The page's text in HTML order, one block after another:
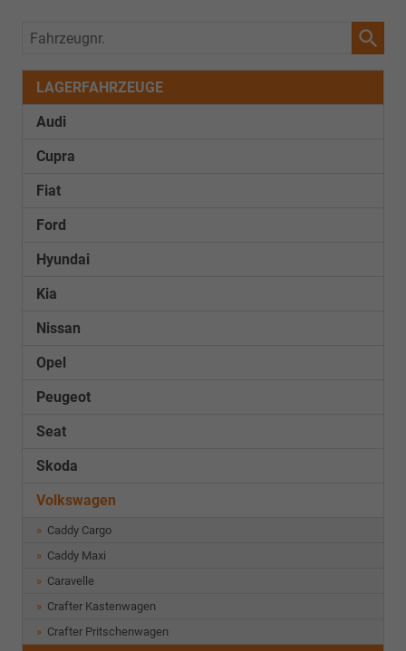
Fahrzeugnr.
LAGERFAHRZEUGE
Audi
Cupra
Fiat
Ford
Hyundai
Kia
Nissan
Opel
Peugeot
Seat
Skoda
Volkswagen
Caddy Cargo
Caddy Maxi
Caravelle
Crafter Kastenwagen
Crafter Pritschenwagen